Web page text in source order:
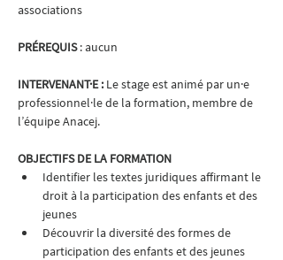
associations
PRÉREQUIS : aucun
INTERVENANT·E : Le stage est animé par un·e
professionnel·le de la formation, membre de
l’équipe Anacej.
OBJECTIFS DE LA FORMATION
Identifier les textes juridiques affirmant le
droit à la participation des enfants et des
jeunes
Découvrir la diversité des formes de
participation des enfants et des jeunes